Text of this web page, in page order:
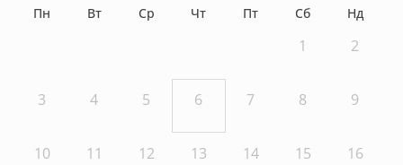
Пн Вт Ср Чт Пт Сб Нд
1 2
3 4 5 6 7 8 9
10 11 12 13 14 15 16